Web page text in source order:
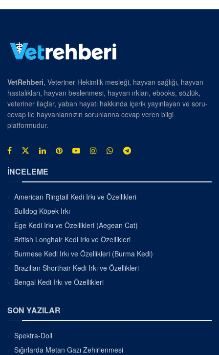
VetRehberi, Veteriner Hekimlik mesleği, hayvan sağlığı, hayvan
hastalıkları, hayvan beslenmesi, hayvan ırkları, ebooks, sözlük,
veteriner ilaçlar, yaban hayatı hakkında içerik yayınlayan ve soru-
cevap ile hayvanlarınızın sorunlarına cevap veren bilgi
platformudur.
İNCELEME
American Ringtail Kedi Irkı ve Özellikleri
Bulldog Köpek Irkı
Ege Kedi Irkı ve Özellikleri (Aegean Cat)
British Longhair Kedi Irkı ve Özellikleri
Burmese Kedi Irkı ve Özellikleri (Burma Kedi)
Brazilian Shorthair Kedi Irkı ve Özellikleri
Bengal Kedi Irkı ve Özellikleri
SON YAZILAR
Spektra-Doll
Sığırlarda Metan Gazı Zehirlenmesi